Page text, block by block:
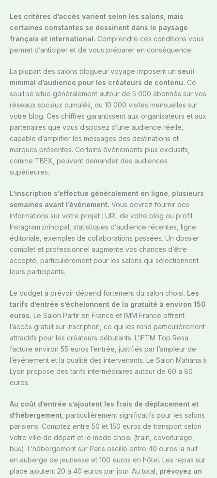
Les critères d’accès varient selon les salons, mais
certaines constantes se dessinent dans le paysage
français et international. Comprendre ces conditions vous
permet d’anticiper et de vous préparer en conséquence.
La plupart des salons blogueur voyage imposent un seuil
minimal d’audience pour les créateurs de contenu. Ce
seuil se situe généralement autour de 5 000 abonnés sur vos
réseaux sociaux cumulés, ou 10 000 visites mensuelles sur
votre blog. Ces chiffres garantissent aux organisateurs et aux
partenaires que vous disposez d’une audience réelle,
capable d’amplifier les messages des destinations et
marques présentes. Certains événements plus exclusifs,
comme TBEX, peuvent demander des audiences
supérieures.
L’inscription s’effectue généralement en ligne, plusieurs
semaines avant l’événement. Vous devrez fournir des
informations sur votre projet : URL de votre blog ou profil
Instagram principal, statistiques d’audience récentes, ligne
éditoriale, exemples de collaborations passées. Un dossier
complet et professionnel augmente vos chances d’être
accepté, particulièrement pour les salons qui sélectionnent
leurs participants.
Le budget à prévoir dépend fortement du salon choisi. Les
tarifs d’entrée s’échelonnent de la gratuité à environ 150
euros. Le Salon Partir en France et IMM France offrent
l’accès gratuit sur inscription, ce qui les rend particulièrement
attractifs pour les créateurs débutants. L’IFTM Top Resa
facture environ 55 euros l’entrée, justifiés par l’ampleur de
l’événement et la qualité des intervenants. Le Salon Mahana à
Lyon propose des tarifs intermédiaires autour de 60 à 80
euros.
Au coût d’entrée s’ajoutent les frais de déplacement et
d’hébergement , particulièrement significatifs pour les salons
parisiens. Comptez entre 50 et 150 euros de transport selon
votre ville de départ et le mode choisi (train, covoiturage,
bus). L’hébergement sur Paris oscille entre 40 euros la nuit
en auberge de jeunesse et 100 euros en hôtel. Les repas sur
place ajoutent 20 à 40 euros par jour. Au total, prévoyez un